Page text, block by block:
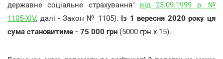
державне соціальне страхування" від 23.09.1999 р. №
1105-XIV, далі - Закон № 1105). Із 1 вересня 2020 року ця
сума становитиме - 75 000 грн (5000 грн х 15).